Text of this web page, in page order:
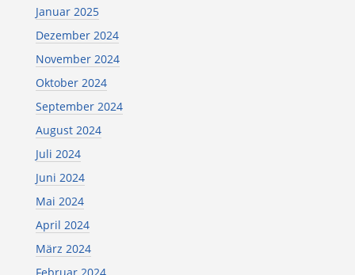
Januar 2025
Dezember 2024
November 2024
Oktober 2024
September 2024
August 2024
Juli 2024
Juni 2024
Mai 2024
April 2024
März 2024
Februar 2024